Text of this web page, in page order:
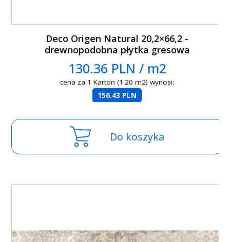
Deco Origen Natural 20,2×66,2 -
drewnopodobna płytka gresowa
130.36 PLN / m2
cena za 1 Karton (1.20 m2) wynosi:
156.43 PLN
Do koszyka